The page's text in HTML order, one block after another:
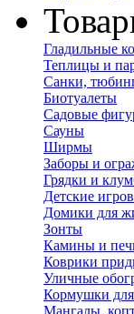
Гладильные
Теплицы и
Санки,
Биотуалеты
Садовые
Сауны
Ширмы
Заборы и
Грядки и
Детские
Домики для
Зонты
Камины и
Коврики
Уличные
Кормушки
Мангалы,